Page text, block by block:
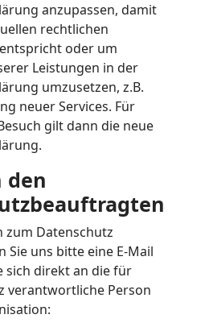
anzupassen, damit
rechtlichen
oder um
Leistungen in der
umzusetzen, z.B.
neuer Services. Für
gilt dann die neue
den
zum Datenschutz
Sie uns bitte eine E-Mail
sich direkt an die für
verantwortliche Person